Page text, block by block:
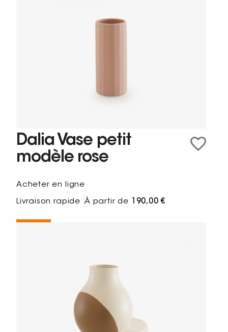
Dalia Vase petit
modèle rose
Acheter en ligne
Livraison rapide À partir de 190,00 €